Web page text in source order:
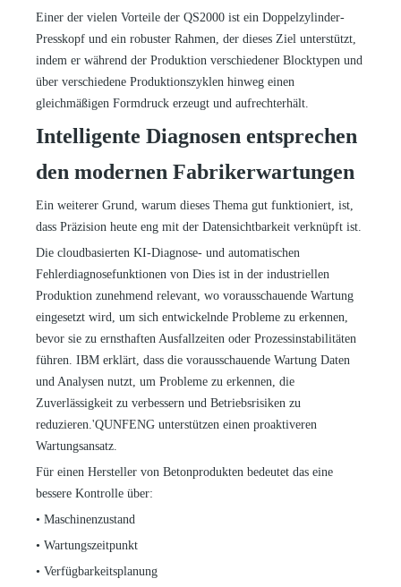
Einer der vielen Vorteile der QS2000 ist ein Doppelzylinder-
Presskopf und ein robuster Rahmen, der dieses Ziel unterstützt,
indem er während der Produktion verschiedener Blocktypen und
über verschiedene Produktionszyklen hinweg einen
gleichmäßigen Formdruck erzeugt und aufrechterhält.
Intelligente Diagnosen entsprechen
den modernen Fabrikerwartungen
Ein weiterer Grund, warum dieses Thema gut funktioniert, ist,
dass Präzision heute eng mit der Datensichtbarkeit verknüpft ist.
Die cloudbasierten KI-Diagnose- und automatischen
Fehlerdiagnosefunktionen von Dies ist in der industriellen
Produktion zunehmend relevant, wo vorausschauende Wartung
eingesetzt wird, um sich entwickelnde Probleme zu erkennen,
bevor sie zu ernsthaften Ausfallzeiten oder Prozessinstabilitäten
führen. IBM erklärt, dass die vorausschauende Wartung Daten
und Analysen nutzt, um Probleme zu erkennen, die
Zuverlässigkeit zu verbessern und Betriebsrisiken zu
reduzieren. 'QUNFENG unterstützen einen proaktiveren
Wartungsansatz.
Für einen Hersteller von Betonprodukten bedeutet das eine
bessere Kontrolle über:
• Maschinenzustand
• Wartungszeitpunkt
• Verfügbarkeitsplanung